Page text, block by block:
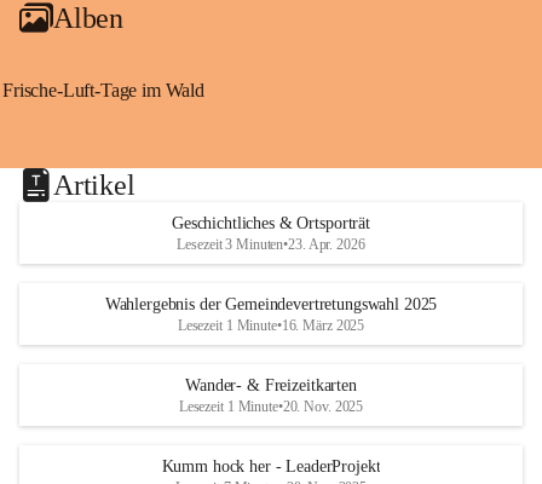
Alben
Frische-Luft-Tage im Wald
Artikel
Geschichtliches & Ortsporträt
Lesezeit 3 Minuten•23. Apr. 2026
Wahlergebnis der Gemeindevertretungswahl 2025
Lesezeit 1 Minute•16. März 2025
Wander- & Freizeitkarten
Lesezeit 1 Minute•20. Nov. 2025
Kumm hock her - LeaderProjekt